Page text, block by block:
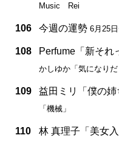
Music Rei
106 今週の運勢 6月25
108 Perfume「新それ
かしゆか「気になりだ
109 益田ミリ「僕の姉
「機械」
110 林 真理子「美女入